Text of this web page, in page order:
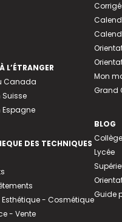
L’ÉTRANGER
Canada
Suisse
Espagne
DES TECHNIQUES
- Cosmétique
- Vente
Mon
Grand
BLOG
Collège
Lycée
Guide